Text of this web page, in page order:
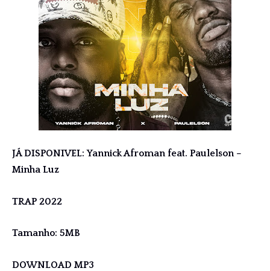
JÁ DISPONIVEL: Yannick Afroman feat. Paulelson –
Minha Luz
TRAP 2022
Tamanho: 5MB
DOWNLOAD MP3